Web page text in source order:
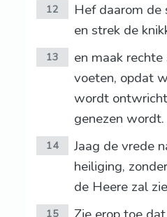
12
Hef daarom de
en strek de
13
en maak
voeten, opdat
wordt
genezen wordt.
14
Jaag de vrede
heiliging,
de Heere zal
15